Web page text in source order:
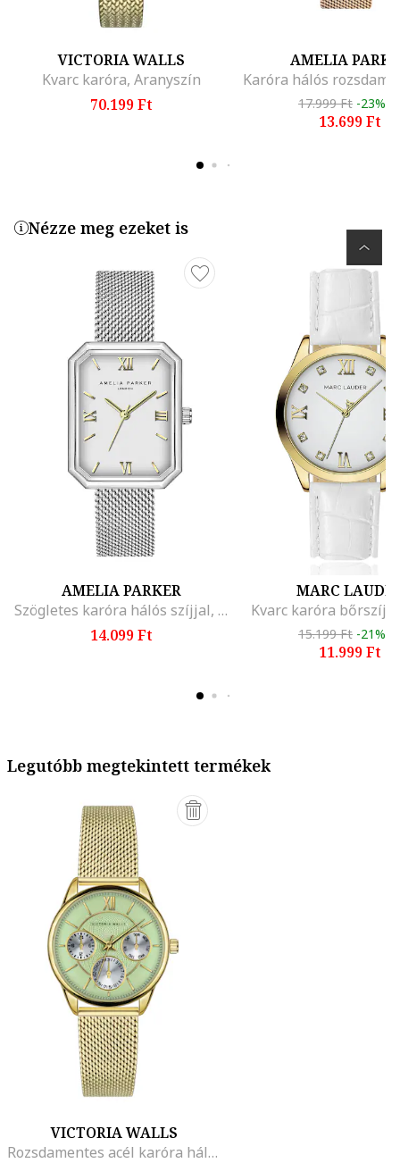
VICTORIA WALLS
Kvarc karóra, Aranyszín
70.199 Ft
AMELIA
17.999 Ft -23%
13.699 Ft
Nézze meg ezeket is
AMELIA PARKER
Szögletes karóra hálós szíjjal, Ezüstszín
14.099 Ft
MARC
Kvarc karóra
15.199 Ft -21%
11.999 Ft
Legutóbb megtekintett termékek
VICTORIA WALLS
Rozsdamentes acél karóra hálós fémszíjjal, Aranyszín/Halványzöld